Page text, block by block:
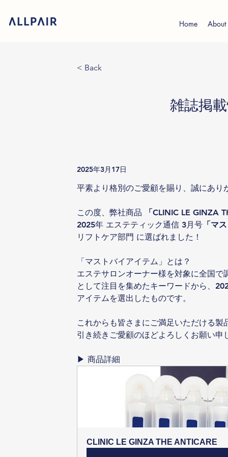
Home About
< Back
雑誌掲
2025年3月17日
平素より格別のご愛顧を賜り、誠にあり
この度、弊社商品
「CLINIC LE GINZA
2025年 エステティック通信 3月号 「マ
リフトケア部門 に選ばれました！
「マストバイアイテム」とは？
エステサロンオーナー様を対象に全国
として注目を集めたキーワードから、
アイテムを選出したものです。
これからも皆さまにご満足いただける
引き続きご愛顧のほどよろしくお願い申
▶ 商品詳細
CLINIC LE GINZA THE ANTICARE